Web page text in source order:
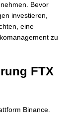
Bevor
investieren,
eine
zu
FTX
Binance.